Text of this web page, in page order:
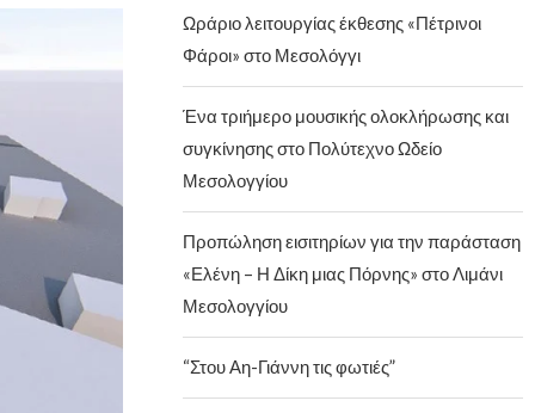
Ωράριο λειτουργίας έκθεσης «Πέτρινοι
Φάροι» στο Μεσολόγγι
Ένα τριήμερο μουσικής ολοκλήρωσης και
συγκίνησης στο Πολύτεχνο Ωδείο
Μεσολογγίου
Προπώληση εισιτηρίων για την παράσταση
«Ελένη – Η Δίκη μιας Πόρνης» στο Λιμάνι
Μεσολογγίου
“Στου Αη-Γιάννη τις φωτιές”